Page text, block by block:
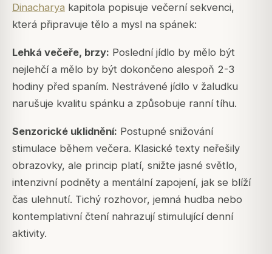
Dinacharya kapitola popisuje večerní sekvenci,
která připravuje tělo a mysl na spánek:
Lehká večeře, brzy: Poslední jídlo by mělo být
nejlehčí a mělo by být dokončeno alespoň 2-3
hodiny před spaním. Nestrávené jídlo v žaludku
narušuje kvalitu spánku a způsobuje ranní tíhu.
Senzorické uklidnění: Postupné snižování
stimulace během večera. Klasické texty neřešily
obrazovky, ale princip platí, snižte jasné světlo,
intenzivní podněty a mentální zapojení, jak se blíží
čas ulehnutí. Tichý rozhovor, jemná hudba nebo
kontemplativní čtení nahrazují stimulující denní
aktivity.